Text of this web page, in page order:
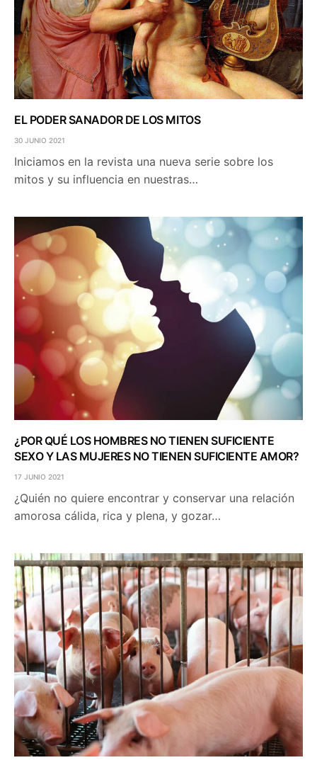
EL PODER SANADOR DE LOS MITOS
30 JUNIO 2021
Iniciamos en la revista una nueva serie sobre los
mitos y su influencia en nuestras…
¿POR QUÉ LOS HOMBRES NO TIENEN SUFICIENTE
SEXO Y LAS MUJERES NO TIENEN SUFICIENTE AMOR?
17 JUNIO 2021
¿Quién no quiere encontrar y conservar una relación
amorosa cálida, rica y plena, y gozar…